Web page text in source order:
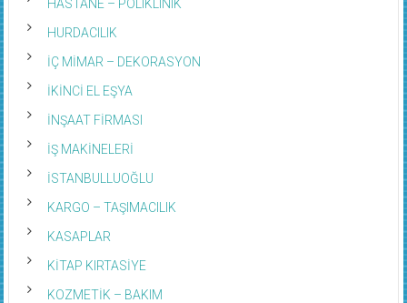
HASTANE – POLIKLINIK
HURDACILIK
İÇ MİMAR – DEKORASYON
İKİNCİ EL EŞYA
İNŞAAT FİRMASI
İŞ MAKİNELERİ
İSTANBULLUOĞLU
KARGO – TAŞIMACILIK
KASAPLAR
KİTAP KIRTASİYE
KOZMETİK – BAKIM